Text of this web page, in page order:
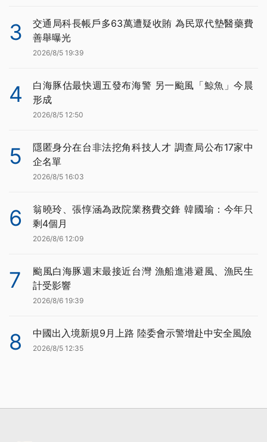
3
交通局科長帳戶多63萬遭疑收賄 為民眾代墊醫藥費
善舉曝光
2026/8/5 19:39
4
白海豚估最快週五發布海警 另一颱風「鯨魚」今晨
形成
2026/8/5 12:50
5
隱匿身分在台非法挖角科技人才 調查局公布17家中
企名單
2026/8/5 16:03
6
翁曉玲、張惇涵為政院業務費交鋒 韓國瑜：今年只
剩4個月
2026/8/6 12:09
7
颱風白海豚週末最接近台灣 漁船進港避風、漁民生
計受影響
2026/8/6 19:39
8 中國出入境新規9月上路 陸委會示警增赴中安全風險
2026/8/5 12:35